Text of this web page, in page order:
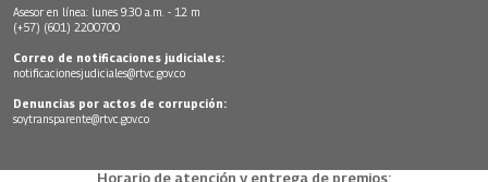
Asesor en línea: lunes 9:30 a.m. - 12 m
(+57) (601) 2200700
Correo de notificaciones judiciales:
notificacionesjudiciales@rtvc.gov.co
Denuncias por actos de corrupción:
soytransparente@rtvc.gov.co
Horario de atención y entrega de premios: